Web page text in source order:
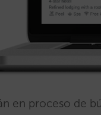
en proceso de